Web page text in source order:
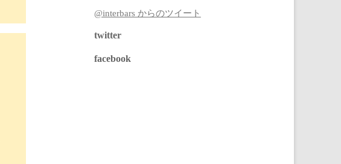
@interbars からのツイート
twitter
facebook